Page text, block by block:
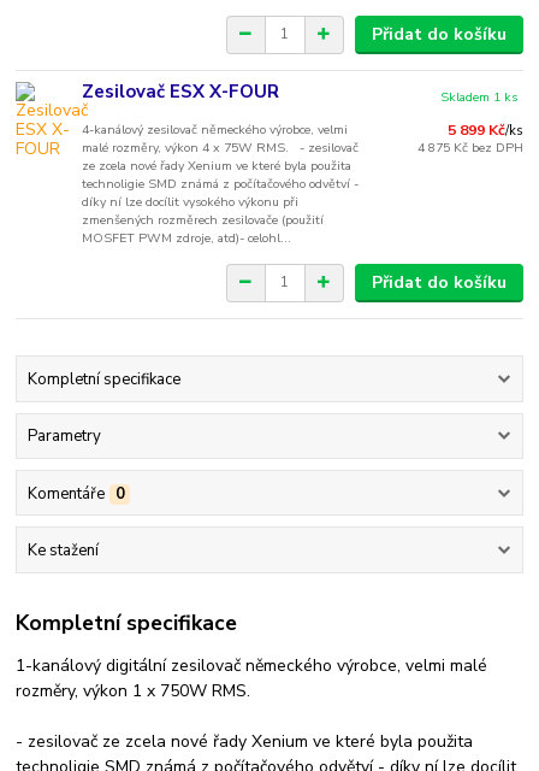
Přidat do košíku
Zesilovač ESX X-FOUR
4-kanálový zesilovač německého výrobce, velmi
malé rozměry, výkon 4 x 75W RMS. - zesilovač
ze zcela nové řady Xenium ve které byla použita
technoligie SMD známá z počítačového odvětví -
díky ní lze docílit vysokého výkonu při
zmenšených rozměrech zesilovače (použití
MOSFET PWM zdroje, atd)- celohl...
5 899 Kč/ks
4 875 Kč bez DPH
Skladem 1 ks
Přidat do košíku
Kompletní specifikace
Parametry
Komentáře 0
Ke stažení
Kompletní specifikace
1-kanálový digitální zesilovač německého výrobce, velmi malé
rozměry, výkon 1 x 750W RMS.
- zesilovač ze zcela nové řady Xenium ve které byla použita